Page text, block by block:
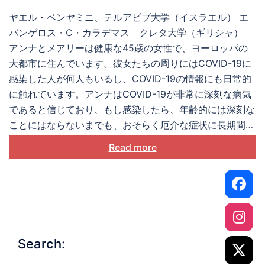
ヤエル・ベンヤミニ、テルアビブ大学（イスラエル） エ
バンゲロス・C・カラデマス クレタ大学（ギリシャ）
アンナとメアリーは健康な45歳の女性で、ヨーロッパの
大都市に住んでいます。彼女たちの周りにはCOVID-19に
感染した人が何人もいるし、COVID-19の情報にも日常的
に触れています。アンナはCOVID-19が非常に深刻な病気
であると信じており、もし感染したら、年齢的には深刻な
ことにはならないまでも、おそらく厄介な症状に長期間苦
り在宅で仕事をして、外出の際には必ずマスクをつけ、そ
Read more
Search: